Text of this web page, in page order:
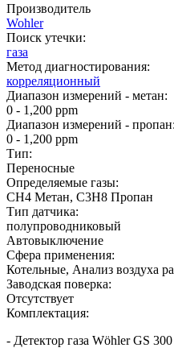
Производитель
Wohler
Поиск утечки:
газа
Метод диагностирования:
корреляционный
Диапазон измерений - метан:
0 - 1,200 ppm
Диапазон измерений - пропан:
0 - 1,200 ppm
Тип:
Переносные
Определяемые газы:
CH4 Метан, C3H8 Пропан
Тип датчика:
полупроводниковый
Автовыключение
Сфера применения:
Котельные, Анализ воздуха
Заводская поверка:
Отсутствует
Комплектация:
- Детектор газа Wöhler GS 300